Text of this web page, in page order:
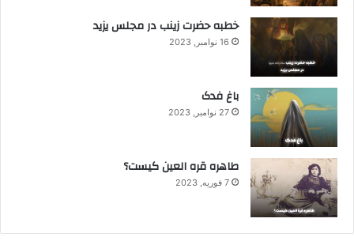
خطبه حضرت زینب در مجلس یزید
16 نوامبر, 2023
باغ فدک
27 نوامبر, 2023
طاهره قره العین کیست؟
7 فوریه, 2023